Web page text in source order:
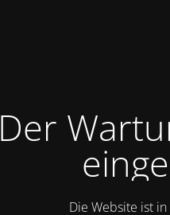
Der
Die Website ist